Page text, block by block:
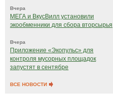
Вчера
МЕГА и ВкусВилл установили
экообменники для сбора вторсырья
Вчера
Приложение «Экопульс» для
контроля мусорных площадок
запустят в сентябре
ВСЕ НОВОСТИ